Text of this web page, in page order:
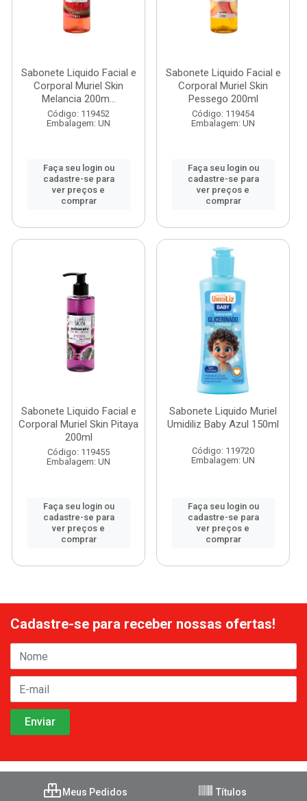
Sabonete Liquido Facial e
Corporal Muriel Skin
Melancia 200m...
Código: 119452
Embalagem: UN
Faça seu login ou
cadastre-se para
ver preços e
comprar
Sabonete Liquido Facial e
Corporal Muriel Skin
Pessego 200ml
Código: 119454
Embalagem: UN
Faça seu login ou
cadastre-se para
ver preços e
comprar
Sabonete Liquido Facial e
Corporal Muriel Skin Pitaya
200ml
Código: 119455
Embalagem: UN
Faça seu login ou
cadastre-se para
ver preços e
comprar
Sabonete Liquido Muriel
Umidiliz Baby Azul 150ml
Código: 119720
Embalagem: UN
Faça seu login ou
cadastre-se para
ver preços e
comprar
Cadastre-se para receber nossas ofertas!
Meus Pedidos Títulos